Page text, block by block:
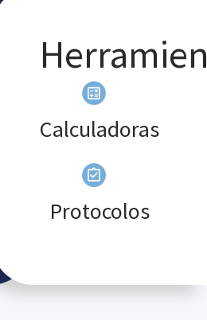
Prenatal
práctico para medir la
En los últimos años ha
de las técnicas genéticas,
estudio genético disponible, el